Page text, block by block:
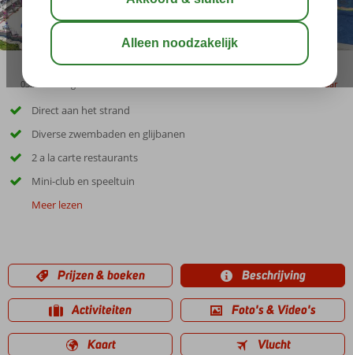
03:30 bewaar
Direct aan het strand
Diverse zwembaden en glijbanen
2 a la carte restaurants
Mini-club en speeltuin
Meer lezen
Prijzen & boeken Beschrijving
Activiteiten Foto's & Video's
Kaart Vlucht